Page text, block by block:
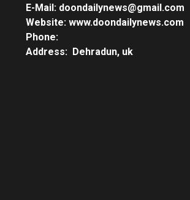
E-Mail: doondailynews@gmail.com
Website: www.doondailynews.com
Phone:
Address: Dehradun, uk